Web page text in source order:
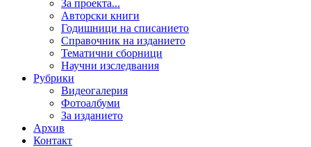
За проекта...
Авторски книги
Годишници на списанието
Справочник на изданието
Тематични сборници
Научни изследвания
Рубрики
Видеогалерия
Фотоалбуми
За изданието
Архив
Контакт